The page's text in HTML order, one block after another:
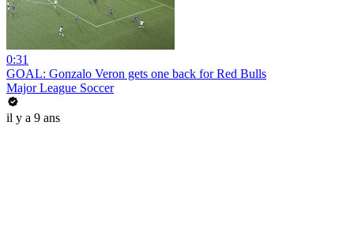
0:31
GOAL: Gonzalo Veron gets one back for Red Bulls
Major League Soccer
il y a 9 ans